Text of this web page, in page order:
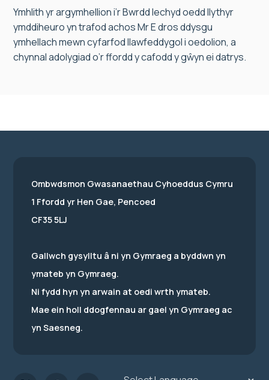
Ymhlith yr argymhellion i’r Bwrdd Iechyd oedd llythyr
ymddiheuro yn trafod achos Mr E dros ddysgu
ymhellach mewn cyfarfod llawfeddygol i oedolion, a
chynnal adolygiad o’r ffordd y cafodd y gŵyn ei datrys.
Ombwdsmon Gwasanaethau Cyhoeddus Cymru
1 Ffordd yr Hen Gae, Pencoed
CF35 5LJ
Gallwch gysylltu â ni yn Gymraeg a byddwn yn
ymateb yn Gymraeg.
Ni fydd hyn yn arwain at oedi wrth ymateb.
Mae ein holl ddogfennau ar gael yn Gymraeg ac
yn Saesneg.